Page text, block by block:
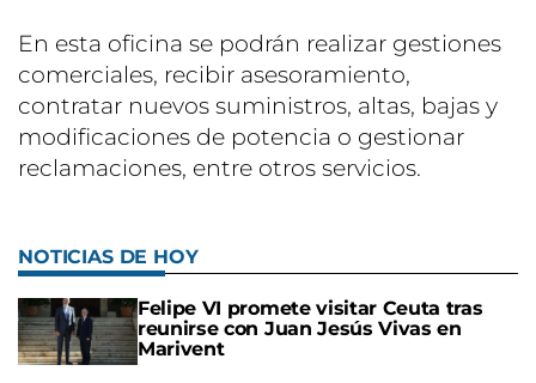
En esta oficina se podrán realizar gestiones
comerciales, recibir asesoramiento,
contratar nuevos suministros, altas, bajas y
modificaciones de potencia o gestionar
reclamaciones, entre otros servicios.
NOTICIAS DE HOY
Felipe VI promete visitar Ceuta tras
reunirse con Juan Jesús Vivas en
Marivent